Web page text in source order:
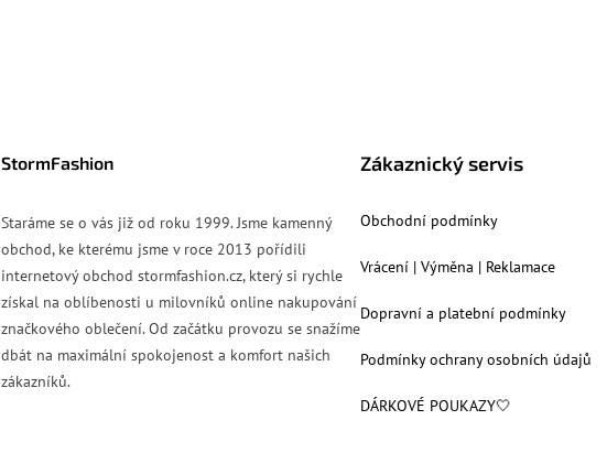
StormFashion
Staráme se o vás již od roku 1999. Jsme kamenný
obchod, ke kterému jsme v roce 2013 pořídili
internetový obchod stormfashion.cz, který si rychle
získal na oblíbenosti u milovníků online nakupování
značkového oblečení. Od začátku provozu se snažíme
dbát na maximální spokojenost a komfort našich
zákazníků.
Zákaznický servis
Obchodní podmínky
Vrácení | Výměna | Reklamace
Dopravní a platební podmínky
Podmínky ochrany osobních údajů
DÁRKOVÉ POUKAZY🤍